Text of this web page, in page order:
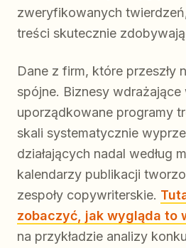
zweryfikowanych
treści skutecznie
Dane z firm, które przeszły
spójne. Biznesy
uporządkowane programy
skali systematycznie
działających nadal według
kalendarzy publikacji
zespoły copywriterskie.
zobaczyć, jak wygląda to
na przykładzie analizy